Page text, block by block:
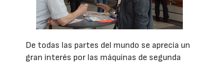
De todas las partes del mundo se aprecia un
gran interés por las máquinas de segunda